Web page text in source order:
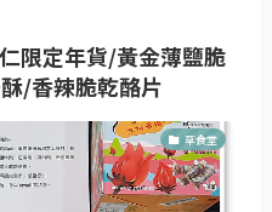
限定年貨/黃金薄鹽脆
/香辣脆乾酪片
草食堂